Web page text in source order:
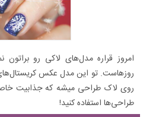
امروز قراره مدل‌های لاکی رو
روزهاست. تو این مدل عکس
روی لاک طراحی میشه که جذابیت
طراحی‌ها استفاده کنید!